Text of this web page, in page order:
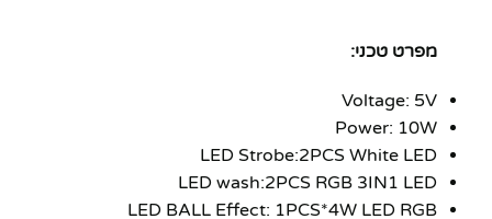
מפרט טכני:
Voltage: 5V
Power: 10W
LED Strobe:2PCS White LED
LED wash:2PCS RGB 3IN1 LED
LED BALL Effect: 1PCS*4W LED RGB